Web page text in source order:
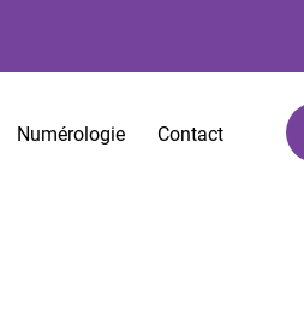
Numérologie Contact